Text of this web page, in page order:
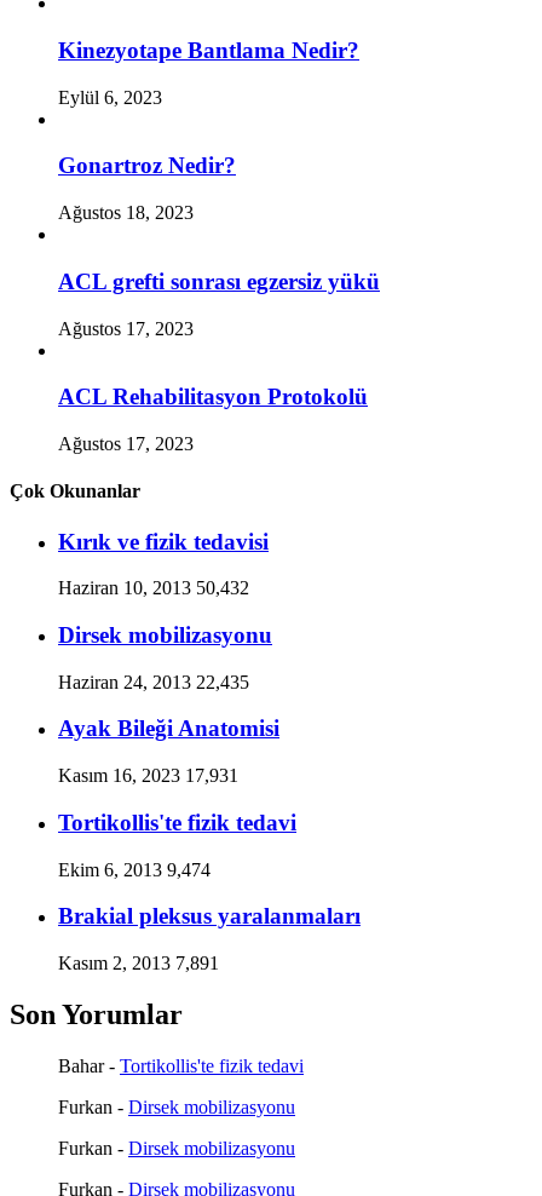
Kinezyotape Bantlama Nedir?
Eylül 6, 2023
Gonartroz Nedir?
Ağustos 18, 2023
ACL grefti sonrası egzersiz yükü
Ağustos 17, 2023
ACL Rehabilitasyon Protokolü
Ağustos 17, 2023
Çok Okunanlar
Kırık ve fizik tedavisi
Haziran 10, 2013 50,432
Dirsek mobilizasyonu
Haziran 24, 2013 22,435
Ayak Bileği Anatomisi
Kasım 16, 2023 17,931
Tortikollis'te fizik tedavi
Ekim 6, 2013 9,474
Brakial pleksus yaralanmaları
Kasım 2, 2013 7,891
Son Yorumlar
Bahar- Tortikollis'te fizik tedavi
Furkan - Dirsek mobilizasyonu
Furkan - Dirsek mobilizasyonu
Furkan - Dirsek mobilizasyonu